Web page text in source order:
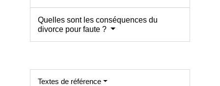
Quelles sont les conséquences du
divorce pour faute ?
Textes de référence